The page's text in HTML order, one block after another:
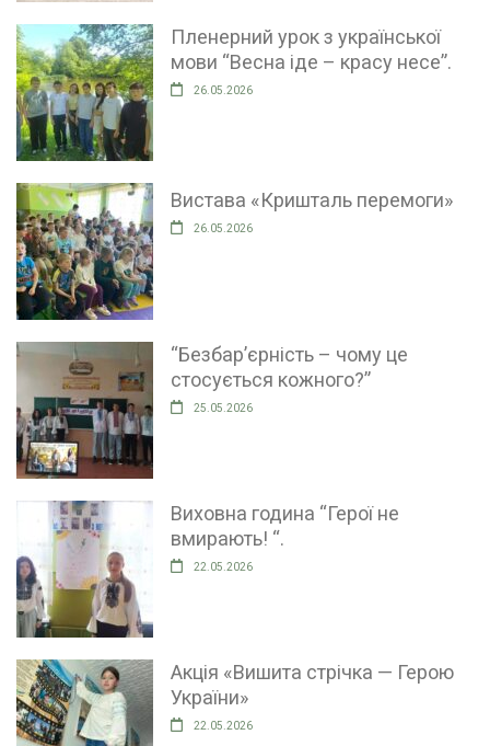
Пленерний урок з української
мови “Весна іде – красу несе”.
26.05.2026
Вистава «Кришталь перемоги»
26.05.2026
“Безбар’єрність – чому це
стосується кожного?”
25.05.2026
Виховна година “Герої не
вмирають! “.
22.05.2026
Акція «Вишита стрічка — Герою
України»
22.05.2026